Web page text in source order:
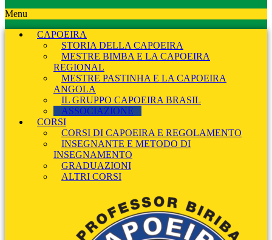
Menu
CAPOEIRA
STORIA DELLA CAPOEIRA
MESTRE BIMBA E LA CAPOEIRA
REGIONAL
MESTRE PASTINHA E LA CAPOEIRA
ANGOLA
IL GRUPPO CAPOEIRA BRASIL
ASSOCIAZIONE
CORSI
CORSI DI CAPOEIRA E REGOLAMENTO
INSEGNANTE E METODO DI
INSEGNAMENTO
GRADUAZIONI
ALTRI CORSI